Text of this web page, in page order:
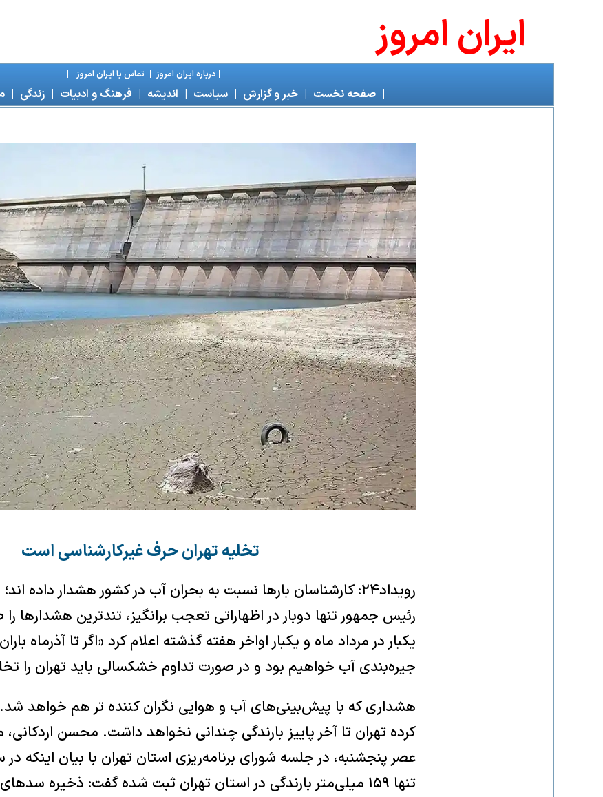
ايران امروز
|درباره ايران امروز | تماس با ايران امروز |
|صفحه نخست |خبر و گزارش |سياست | انديشه | فرهنگ و ادبيات |زندگی |
تخلیه تهران حرف غیرکارشناسی است
رویداد۲۴: کارشناسان بارها نسبت به بحران آب در کشور هشدار داده
رئیس جمهور تنها دوبار در اظهاراتی تعجب برانگیز، تندترین هشدارها
یکبار در مرداد ماه و یکبار اواخر هفته گذشته اعلام کرد «اگر تا آذرماه باران
جیره‌بندی آب خواهیم بود و در صورت تداوم خشکسالی باید تهران را
هشداری که با پیش‌بینی‌های آب و هوایی نگران کننده تر هم خواهد
کرده تهران تا آخر پاییز بارندگی چندانی نخواهد داشت. محسن
تنها ۱۵۹ میلی‌متر بارندگی در استان تهران ثبت شده گفت: ذخیره